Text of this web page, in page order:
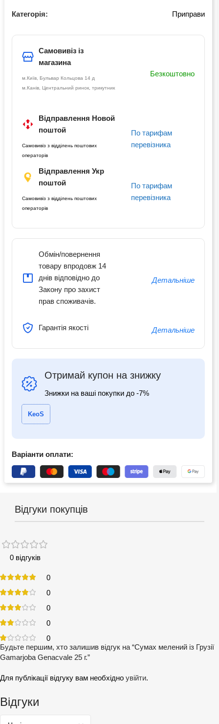
Категорія: Приправи
Самовивіз із
магазина
м.Київ, Бульвар Кольцова 14 д
м.Канів, Центральний ринок, трикутник
Безкоштовно
Відправлення Новой
поштой
Самовивіз з відділень поштових
операторів
По тарифам
перевізника
Відправлення Укр
поштой
Самовивіз з відділень поштових
операторів
По тарифам
перевізника
Обмін/повернення
товару впродовж 14
днів відповідно до
Закону про захист
прав споживачів.
Детальніше
Гарантія якості Детальніше
Отримай купон на знижку
Знижки на ваші покупки до -7%
KeoS
Варіанти оплати:
Відгуки покупців
0 відгуків
0
0
0
0
0
Відгуки
Будьте першим, хто залишив відгук на “Сумах мелений із Грузії
Gamarjoba Genacvale 25 г.”
Для публікації відгуку вам необхідно увійти.